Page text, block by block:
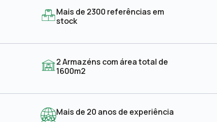
Mais de 2300 referências em
stock
2 Armazéns com área total de
1600m2
Mais de 20 anos de experiência